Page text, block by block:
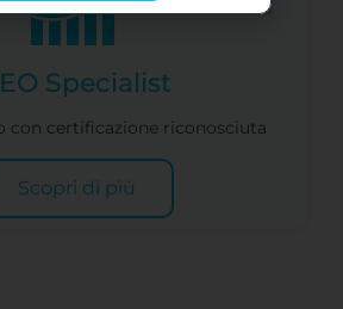
Specialist
con certificazione riconosciuta
Scopri di più